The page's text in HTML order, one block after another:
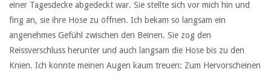
einer Tagesdecke abgedeckt war. Sie stellte sich vor mich hin und
fing an, sie ihre Hose zu öffnen. Ich bekam so langsam ein
angenehmes Gefühl zwischen den Beinen. Sie zog den
Reissverschluss herunter und auch langsam die Hose bis zu den
Knien. Ich konnte meinen Augen kaum treuen: Zum Hervorscheinen